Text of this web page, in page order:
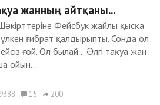
жанның айтқаны...
Шəкірттеріне Фейсбук жайлы қысқа
ғибрат қалдырыпты. Сонда ол
ғой. Ол былай... Əлгі тақуа жан
ойын...
15 200